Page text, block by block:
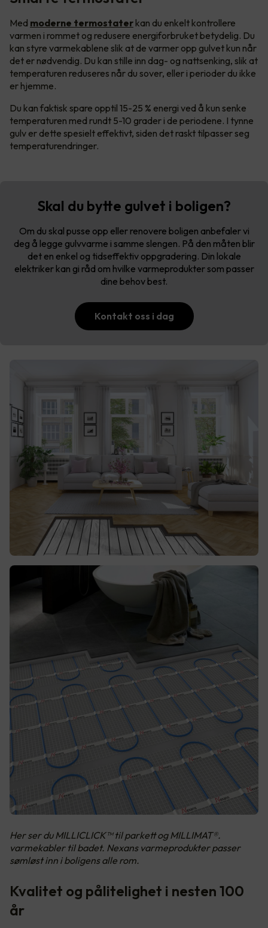
Med moderne termostater kan du enkelt kontrollere
varmen i rommet og redusere energiforbruket betydelig. Du
kan styre varmekablene slik at de varmer opp gulvet kun når
det er nødvendig. Du kan stille inn dag- og nattsenking, slik at
temperaturen reduseres når du sover, eller i perioder du ikke
er hjemme.
Du kan faktisk spare opptil 15-25 % energi ved å kun senke
temperaturen med rundt 5-10 grader i de periodene. I tynne
gulv er dette spesielt effektivt, siden det raskt tilpasser seg
temperaturendringer.
Skal du bytte gulvet i boligen?
Om du skal pusse opp eller renovere boligen anbefaler vi
deg å legge gulvvarme i samme slengen. På den måten blir
det en enkel og tidseffektiv oppgradering. Din lokale
elektriker kan gi råd om hvilke varmeprodukter som passer
dine behov best.
Kontakt oss i dag
Her ser du MILLICLICK™ til parkett og MILLIMAT®.
varmekabler til badet. Nexans varmeprodukter passer
sømløst inn i boligens alle rom.
Kvalitet og pålitelighet i nesten 100
år